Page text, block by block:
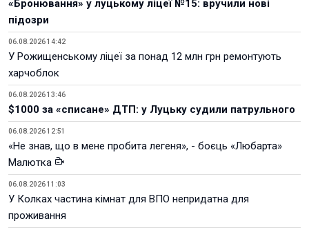
«Бронювання» у луцькому ліцеї №15: вручили нові
підозри
06.08.2026 14:42
У Рожищенському ліцеї за понад 12 млн грн ремонтують
харчоблок
06.08.2026 13:46
$1000 за «списане» ДТП: у Луцьку судили патрульного
06.08.2026 12:51
«Не знав, що в мене пробита легеня», - боєць «Любарта»
Малютка
06.08.2026 11:03
У Колках частина кімнат для ВПО непридатна для
проживання